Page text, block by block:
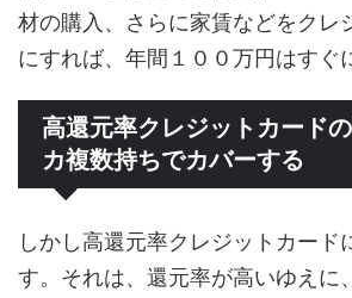
材の購入、さらに家賃などをクレ
にすれば、年間１００万円はすぐ
高還元率クレジットカード
カ複数持ちでカバーする
しかし高還元率クレジットカード
す。それは、還元率が高いゆえに